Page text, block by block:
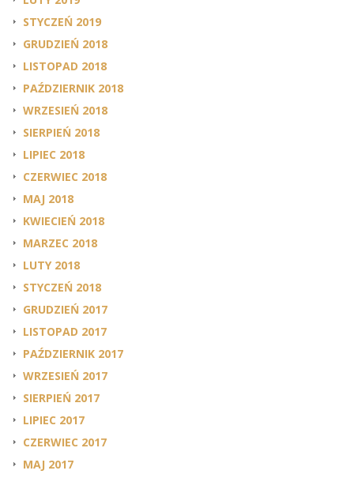
STYCZEŃ 2019
GRUDZIEŃ 2018
LISTOPAD 2018
PAŹDZIERNIK 2018
WRZESIEŃ 2018
SIERPIEŃ 2018
LIPIEC 2018
CZERWIEC 2018
MAJ 2018
KWIECIEŃ 2018
MARZEC 2018
LUTY 2018
STYCZEŃ 2018
GRUDZIEŃ 2017
LISTOPAD 2017
PAŹDZIERNIK 2017
WRZESIEŃ 2017
SIERPIEŃ 2017
LIPIEC 2017
CZERWIEC 2017
MAJ 2017